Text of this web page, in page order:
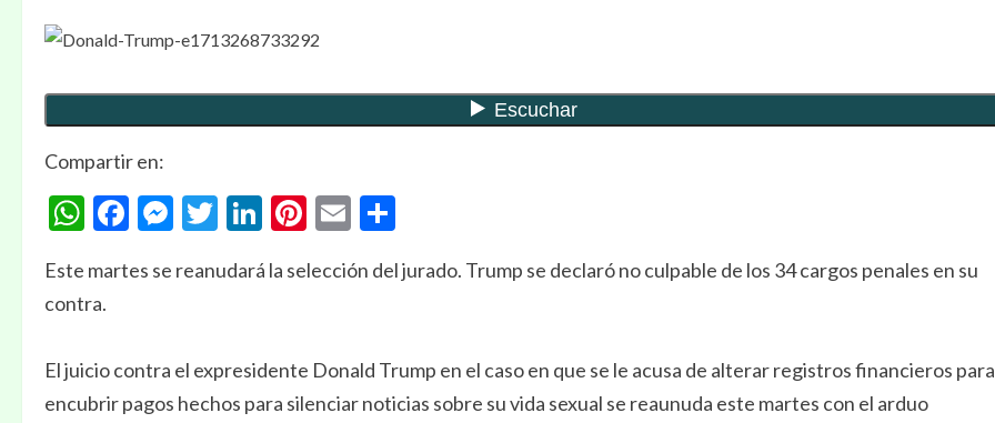
Compartir en:
WhatsApp
Facebook
Messenger
Twitter
LinkedIn
Pinterest
Email
Este martes se reanudará la selección del jurado. Trump se declaró no culpable de los 34 cargos penales en su
contra.
El juicio contra el expresidente Donald Trump en el caso en que se le acusa de alterar registros financieros para
encubrir pagos hechos para silenciar noticias sobre su vida sexual se reaunuda este martes con el arduo